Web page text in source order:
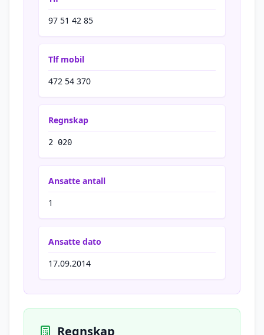
97 51 42 85
Tlf mobil
472 54 370
Regnskap
2 020
Ansatte antall
1
Ansatte dato
17.09.2014
Regnskap